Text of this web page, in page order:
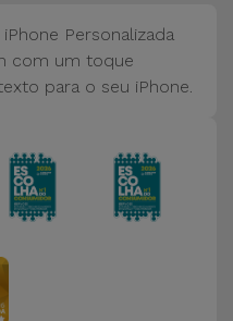
Personalizada
com um toque
para o seu iPhone.